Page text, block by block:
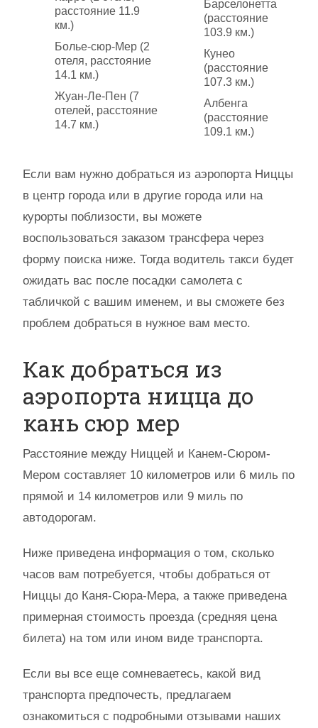
расстояние 11.9
км.)
Болье-сюр-Мер (2
отеля, расстояние
14.1 км.)
Жуан-Ле-Пен (7
отелей, расстояние
14.7 км.)
Барселонетта
(расстояние
103.9 км.)
Кунео
(расстояние
107.3 км.)
Албенга
(расстояние
109.1 км.)
Если вам нужно добраться из аэропорта Ниццы
в центр города или в другие города или на
курорты поблизости, вы можете
воспользоваться заказом трансфера через
форму поиска ниже. Тогда водитель такси будет
ожидать вас после посадки самолета с
табличкой с вашим именем, и вы сможете без
проблем добраться в нужное вам место.
Как добраться из
аэропорта ницца до
кань сюр мер
Расстояние между Ниццей и Канем-Сюром-
Мером составляет 10 километров или 6 миль по
прямой и 14 километров или 9 миль по
автодорогам.
Ниже приведена информация о том, сколько
часов вам потребуется, чтобы добраться от
Ниццы до Каня-Сюра-Мера, а также приведена
примерная стоимость проезда (средняя цена
билета) на том или ином виде транспорта.
Если вы все еще сомневаетесь, какой вид
транспорта предпочесть, предлагаем
ознакомиться с подробными отзывами наших